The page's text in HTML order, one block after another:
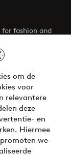
om de
voor
relevantere
deze
en
Hiermee
we
fashion and
is here!
?